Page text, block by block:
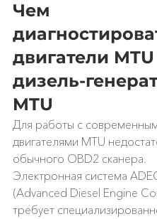
Чем
двигатели
дизель-
MTU
Для работы с
двигателями MTU
обычного OBD2 сканера.
Электронная система
(Advanced Diesel Engine
требует